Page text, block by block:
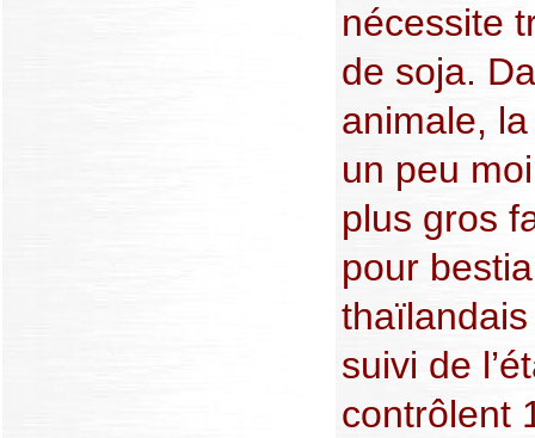
nécessite
de soja.
animale,
un peu
plus gros
pour
suivi de
contrôlent